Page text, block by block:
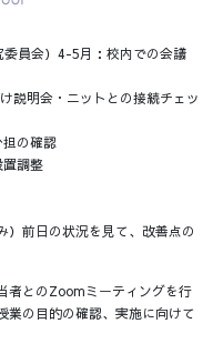
員会）4-5月：校内での会議
説明会・ニットとの接続チェッ
の確認
調整
）前日の状況を見て、改善点の
者とのZoomミーティングを行
業の目的の確認、実施に向けて